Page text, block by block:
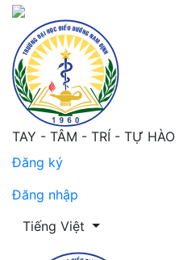
Tìm kiếm
TAY - TÂM - TRÍ - TỰ HÀO
Đăng ký
Đăng nhập
Thay đổi ngôn ngữ. Ngôn
Tiếng Việt